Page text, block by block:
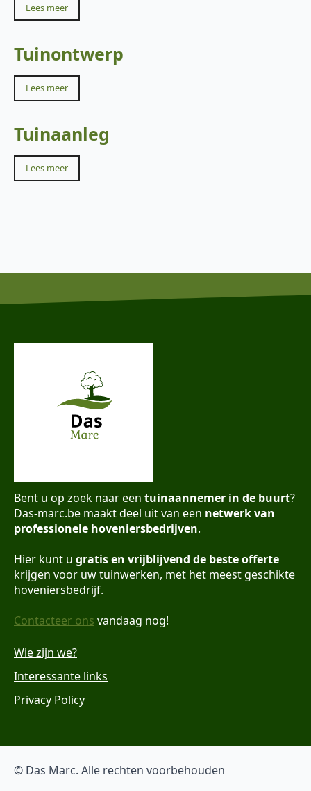
Lees meer
Tuinontwerp
Lees meer
Tuinaanleg
Lees meer
Bent u op zoek naar een tuinaannemer in de buurt?
Das-marc.be maakt deel uit van een netwerk van
professionele hoveniersbedrijven.
Hier kunt u gratis en vrijblijvend de beste offerte
krijgen voor uw tuinwerken, met het meest geschikte
hoveniersbedrijf.
Contacteer ons vandaag nog!
Wie zijn we?
Interessante links
Privacy Policy
© Das Marc. Alle rechten voorbehouden